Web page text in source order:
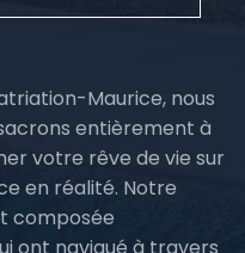
Maurice, nous
entièrement à
votre rêve de vie sur
en réalité. Notre
composée
ont navigué à travers